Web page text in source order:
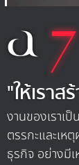
a 7
"ให้เรา
งานของเราเ
ตรรกะและเห
ธุรกิจ อย่างมี